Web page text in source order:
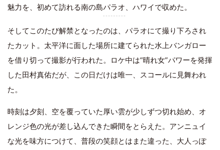
魅力を、初めて訪れる南の島パラオ、ハワイで収めた。
そしてこのたび解禁となったのは、パラオにて撮り下ろされ
たカット。太平洋に面した場所に建てられた水上バンガロー
を借り切って撮影が行われた。ロケ中は“晴れ女”パワーを発揮
した田村真佑だが、この日だけは唯一、スコールに見舞われ
た。
時刻は夕刻、空を覆っていた厚い雲が少しずつ切れ始め、オ
レンジ色の光が差し込んできた瞬間をとらえた。アンニュイ
な光を味方につけて、普段の笑顔とはまた違った、大人っぽ